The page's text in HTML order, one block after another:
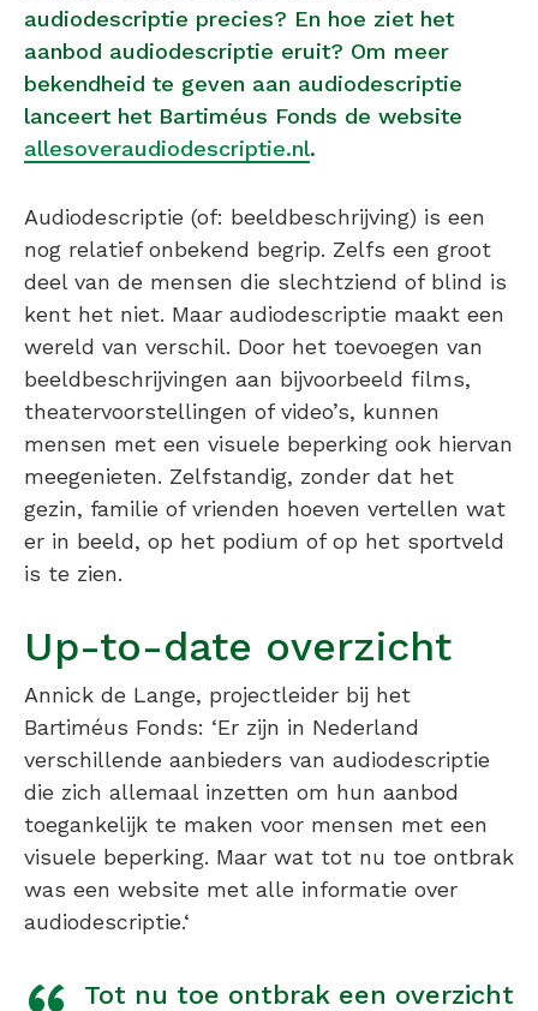
audiodescriptie precies? En hoe ziet het
aanbod audiodescriptie eruit? Om meer
bekendheid te geven aan audiodescriptie
lanceert het Bartiméus Fonds de website
allesoveraudiodescriptie.nl.
Audiodescriptie (of: beeldbeschrijving) is een
nog relatief onbekend begrip. Zelfs een groot
deel van de mensen die slechtziend of blind is
kent het niet. Maar audiodescriptie maakt een
wereld van verschil. Door het toevoegen van
beeldbeschrijvingen aan bijvoorbeeld films,
theatervoorstellingen of video’s, kunnen
mensen met een visuele beperking ook hiervan
meegenieten. Zelfstandig, zonder dat het
gezin, familie of vrienden hoeven vertellen wat
er in beeld, op het podium of op het sportveld
is te zien.
Up-to-date overzicht
Annick de Lange, projectleider bij het
Bartiméus Fonds: ‘Er zijn in Nederland
verschillende aanbieders van audiodescriptie
die zich allemaal inzetten om hun aanbod
toegankelijk te maken voor mensen met een
visuele beperking. Maar wat tot nu toe ontbrak
was een website met alle informatie over
audiodescriptie.‘
Tot nu toe ontbrak een overzicht